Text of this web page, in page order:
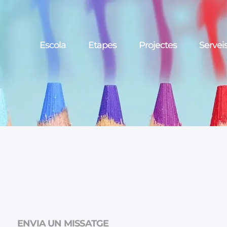
Escola Etapes Projectes
ENVIA UN MISSATGE